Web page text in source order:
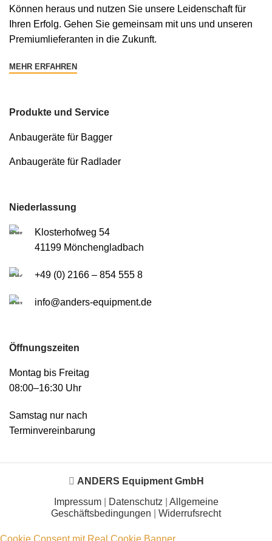
Können heraus und nutzen Sie unsere Leidenschaft für
Ihren Erfolg. Gehen Sie gemeinsam mit uns und unseren
Premiumlieferanten in die Zukunft.
MEHR ERFAHREN
Produkte und Service
Anbaugeräte für Bagger
Anbaugeräte für Radlader
Niederlassung
Klosterhofweg 54
41199 Mönchengladbach
+49 (0) 2166 – 854 555 8
info@anders-equipment.de
Öffnungszeiten
Montag bis Freitag
08:00–16:30 Uhr
Samstag nur nach
Terminvereinbarung
ANDERS Equipment GmbH
Impressum| Datenschutz
Allgemeine
Geschäftsbedingungen
Widerrufsrecht
Cookie Consent mit Real Cookie Banner